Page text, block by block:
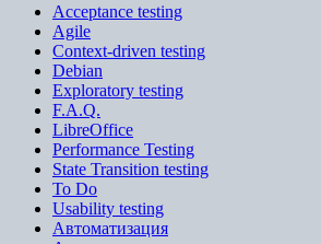
Acceptance testing
Agile
Context-driven testing
Debian
Exploratory testing
F.A.Q.
LibreOffice
Performance Testing
State Transition testing
To Do
Usability testing
Автоматизация